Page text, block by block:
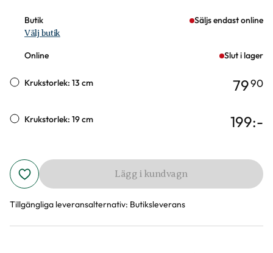
Butik Säljs endast online
Välj butik
Online Slut i lager
Krukstorlek: 13 cm 7990
Krukstorlek: 19 cm 199:-
Lägg i kundvagn
Tillgängliga leveransalternativ: Butiksleverans